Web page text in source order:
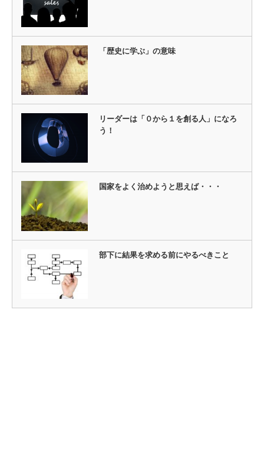
「歴史に学ぶ」の意味
リーダーは「０から１を創る人」になろ
う！
国家をよく治めようと思えば・・・
部下に結果を求める前にやるべきこと